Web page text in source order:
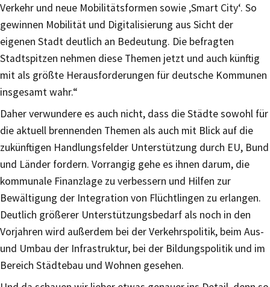
Verkehr und neue Mobilitätsformen sowie ‚Smart City‘. So
gewinnen Mobilität und Digitalisierung aus Sicht der
eigenen Stadt deutlich an Bedeutung. Die befragten
Stadtspitzen nehmen diese Themen jetzt und auch künftig
mit als größte Herausforderungen für deutsche Kommunen
insgesamt wahr.“
Daher verwundere es auch nicht, dass die Städte sowohl für
die aktuell brennenden Themen als auch mit Blick auf die
zukünftigen Handlungsfelder Unterstützung durch EU, Bund
und Länder fordern. Vorrangig gehe es ihnen darum, die
kommunale Finanzlage zu verbessern und Hilfen zur
Bewältigung der Integration von Flüchtlingen zu erlangen.
Deutlich größerer Unterstützungsbedarf als noch in den
Vorjahren wird außerdem bei der Verkehrspolitik, beim Aus-
und Umbau der Infrastruktur, bei der Bildungspolitik und im
Bereich Städtebau und Wohnen gesehen.